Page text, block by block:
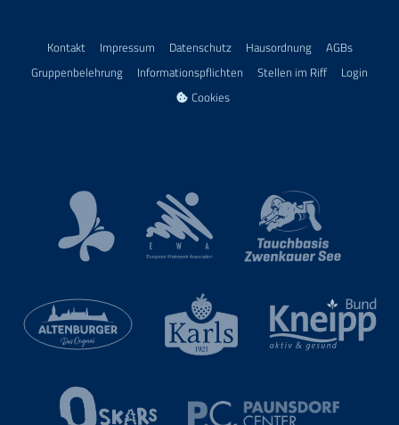
Kontakt Impressum Datenschutz Hausordnung
AGBs
Gruppenbelehrung
Informationspflichten Stellen im Riff
Login
Cookies
European Waterpark Association